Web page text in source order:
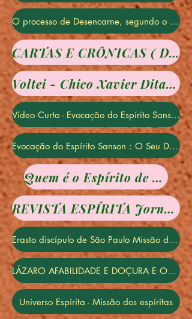
O processo de Desencarne, segundo o Espírito I André Luiz : Missionários da Luz
CARTAS E CRÔNICAS ( Ditadas pelo Espírito Irmão X) - Chico Xavier
Voltei - Chico Xavier Ditado pelo Espírito: Irmão Jacob
Vídeo Curto - Evocação do Espírito Sanson - Maristela Santos - (Palestra Espírita)
Evocação do Espírito Sanson : O Seu Desencarne - Maristela Santos - (Completa)
Quem é o Espírito de Verdade?
REVISTA ESPÍRITA Jornal de Estudos Psicológicos pg 108 Jobard
Erasto discípulo de São Paulo Missão dos Espíritas
LÁZARO AFABILIDADE E DOÇURA E OBEDIÊNCIA E RESIGNAÇÃO
Universo Espírita - Missão dos espíritas